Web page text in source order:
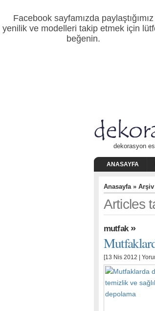
Facebook sayfamızda paylaştığımız
yenilik ve modelleri takip etmek için
beğenin.
dekorasyon
ANASAYFA
Anasayfa» Arşiv
Articles
mutfak»
[13 Nis 2012 |